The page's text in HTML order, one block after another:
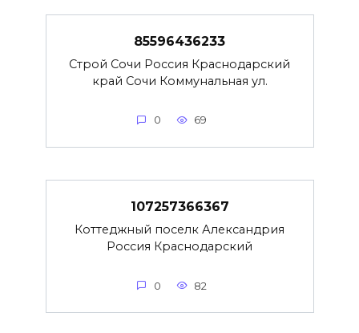
85596436233
Строй Сочи Россия Краснодарский
край Сочи Коммунальная ул.
0 69
107257366367
Коттеджный поселк Александрия
Россия Краснодарский
0 82